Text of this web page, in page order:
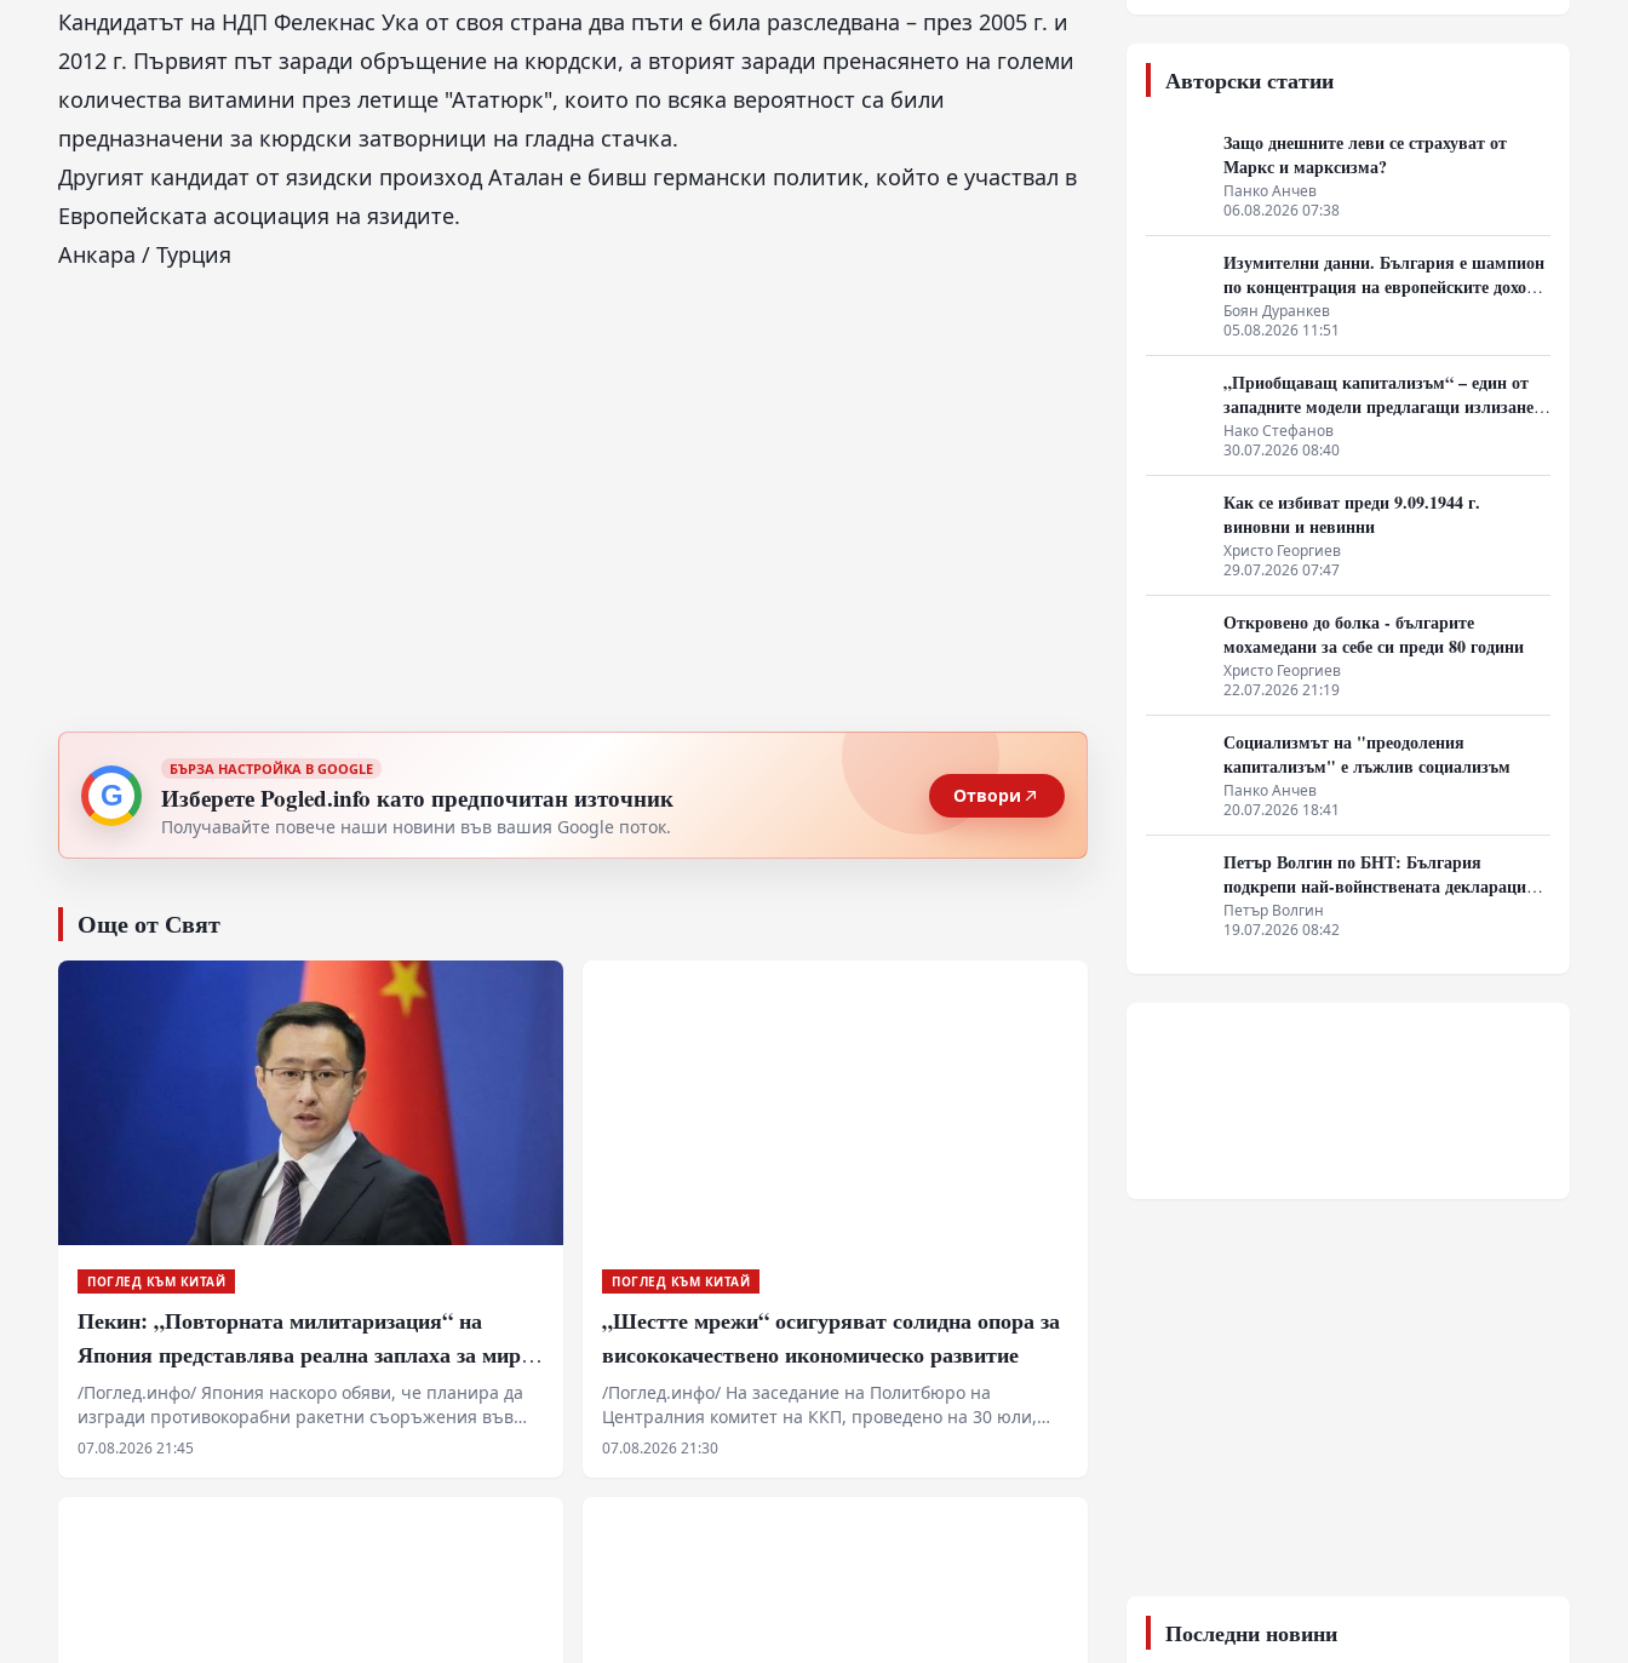
Кандидатът на НДП Фелекнас Ука от своя страна два пъти е била разследвана – през 2005 г. и
2012 г. Първият път заради обръщение на кюрдски, а вторият заради пренасянето на големи
количества витамини през летище "Ататюрк", които по всяка вероятност са били
предназначени за кюрдски затворници на гладна стачка.
Другият кандидат от язидски произход Аталан е бивш германски политик, който е участвал в
Европейската асоциация на язидите.
Анкара / Турция
G
БЪРЗА НАСТРОЙКА В GOOGLE
Изберете Pogled.info като предпочитан източник
Получавайте повече наши новини във вашия Google поток.
Отвори
Още от Свят
ПОГЛЕД КЪМ КИТАЙ
Пекин: „Повторната милитаризация“ на
Япония представлява реална заплаха за мира
и стабилността в региона
/Поглед.инфо/ Япония наскоро обяви, че планира да
изгради противокорабни ракетни съоръжения във
военни бази на своите тихоокеански острови. В
07.08.2026 21:45
ПОГЛЕД КЪМ КИТАЙ
„Шестте мрежи“ осигуряват солидна опора за
висококачествено икономическо развитие
/Поглед.инфо/ На заседание на Политбюро на
Централния комитет на ККП, проведено на 30 юли,
беше подчертана важността на това „да се насърчава
07.08.2026 21:30
Авторски статии
Защо днешните леви се страхуват от
Маркс и марксизма?
Панко Анчев
06.08.2026 07:38
Изумителни данни. България е шампион
по концентрация на европейските доходи
в ръцете на най-богатия 1%, надминава
и САЩ
Боян Дуранкев
05.08.2026 11:51
„Приобщаващ капитализъм“ – един от
западните модели предлагащи излизане
от системата на неолиберализма
Нако Стефанов
30.07.2026 08:40
Как се избиват преди 9.09.1944 г.
виновни и невинни
Христо Георгиев
29.07.2026 07:47
Откровено до болка - българите
мохамедани за себе си преди 80 години
Христо Георгиев
22.07.2026 21:19
Социализмът на "преодоления
капитализъм" е лъжлив социализъм
Панко Анчев
20.07.2026 18:41
Петър Волгин по БНТ: България
подкрепи най-войнствената декларация,
която някога съм чел
Петър Волгин
19.07.2026 08:42
Последни новини